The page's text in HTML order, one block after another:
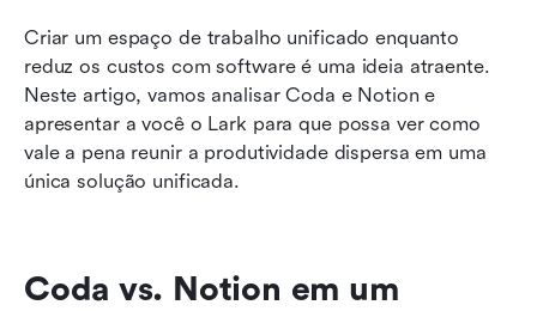
Criar um espaço de trabalho unificado enquanto
reduz os custos com software é uma ideia atraente.
Neste artigo, vamos analisar Coda e Notion e
apresentar a você o Lark para que possa ver como
vale a pena reunir a produtividade dispersa em uma
única solução unificada.
Coda vs. Notion em um